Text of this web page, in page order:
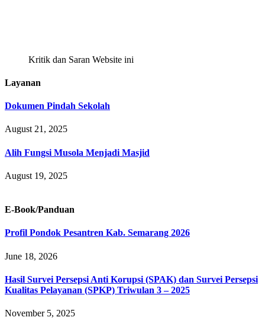
Kritik dan Saran Website ini
Layanan
Dokumen Pindah Sekolah
August 21, 2025
Alih Fungsi Musola Menjadi Masjid
August 19, 2025
E-Book/Panduan
Profil Pondok Pesantren Kab. Semarang 2026
June 18, 2026
Hasil Survei Persepsi Anti Korupsi (SPAK) dan Survei Persepsi
Kualitas Pelayanan (SPKP) Triwulan 3 – 2025
November 5, 2025